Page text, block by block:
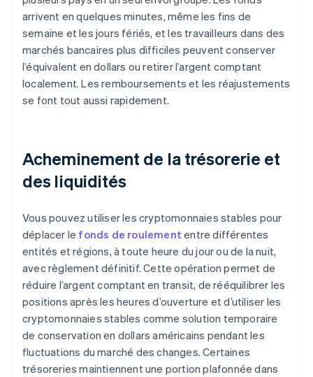
arrivent en quelques minutes, même les fins de
semaine et les jours fériés, et les travailleurs dans des
marchés bancaires plus difficiles peuvent conserver
l’équivalent en dollars ou retirer l’argent comptant
localement. Les remboursements et les réajustements
se font tout aussi rapidement.
Acheminement de la trésorerie et
des liquidités
Vous pouvez utiliser les cryptomonnaies stables pour
déplacer le fonds de roulement entre différentes
entités et régions, à toute heure du jour ou de la nuit,
avec règlement définitif. Cette opération permet de
réduire l’argent comptant en transit, de rééquilibrer les
positions après les heures d’ouverture et d’utiliser les
cryptomonnaies stables comme solution temporaire
de conservation en dollars américains pendant les
fluctuations du marché des changes. Certaines
trésoreries maintiennent une portion plafonnée dans